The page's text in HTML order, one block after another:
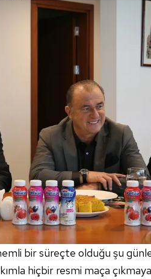
bir süreçte olduğu şu
hiçbir resmi maça